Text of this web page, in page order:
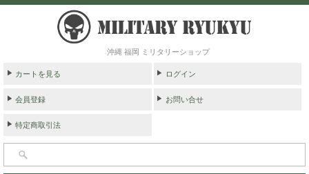
沖縄 福岡 ミリタリーショップ
カートを見る ログイン
会員登録 お問い合せ
特定商取引法